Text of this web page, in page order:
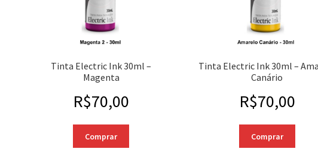
Tinta Electric Ink 30ml –
Magenta
R$70,00
Comprar
Tinta Electric Ink 30ml –
Canário
R$70,00
Comprar